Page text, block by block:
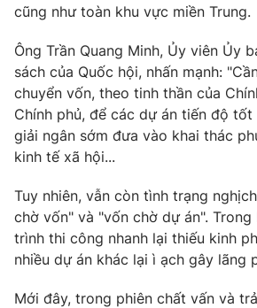
Liên hệ tòa soạn English
THỜI BÁO VTV
Theo dõi báo trên
Cơ quan chủ quản: Đài Truyền hình Việt
Cơ quan báo chí:
Thời báo VTV
cũng như toàn khu vực miền Trung.
Ông Trần Quang Minh, Ủy viên Ủy
sách của Quốc hội, nhấn mạnh:
chuyển vốn, theo tinh thần của
Chính phủ, để các dự án tiến độ
giải ngân sớm đưa vào khai thác
kinh tế xã hội...
Tuy nhiên, vẫn còn tình trạng
chờ vốn" và "vốn chờ dự án".
trình thi công nhanh lại thiếu kinh
nhiều dự án khác lại ì ạch gây lãng
Mới đây, trong phiên chất vấn và